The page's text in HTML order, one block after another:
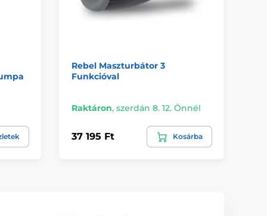
Rebel Maszturbátor 3
Funkcióval
Raktáron, szerdán 8. 12. Önnél
37 195 Ft Kosárba